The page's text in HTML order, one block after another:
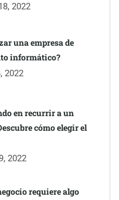
herramientas de
su posición como
para empresas y
2022
una empresa de
informático?
2022
en recurrir a un
cómo elegir el
2022
requiere algo